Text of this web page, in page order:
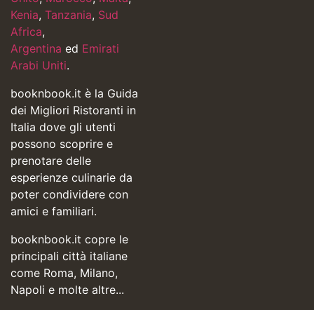
Kenia, Tanzania, Sud
Africa,
Argentina ed Emirati
Arabi Uniti.
booknbook.it è la Guida
dei Migliori Ristoranti in
Italia dove gli utenti
possono scoprire e
prenotare delle
esperienze culinarie da
poter condividere con
amici e familiari.
booknbook.it copre le
principali città italiane
come Roma, Milano,
Napoli e molte altre...